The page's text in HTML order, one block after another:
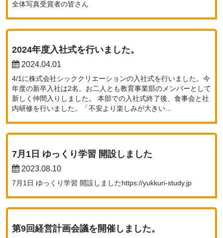
全体写真受賞者の皆さん
2024年度入社式を行いました。
2024.04.01
4/1に株式会社シッククリエーションの入社式を行いました。今
年度の新卒入社は2名。お二人とも教育事業部のメンバーとして
新しく仲間入りしました。 本部での入社式終了後、食事会と社
内研修を行いました。「不安より楽しみが大きい…
7月1日 ゆっくり学習 開設しました
2023.08.10
7月1日 ゆっくり学習 開設しましたhttps://yukkuri-study.jp
第9回経営計画会議を開催しました。